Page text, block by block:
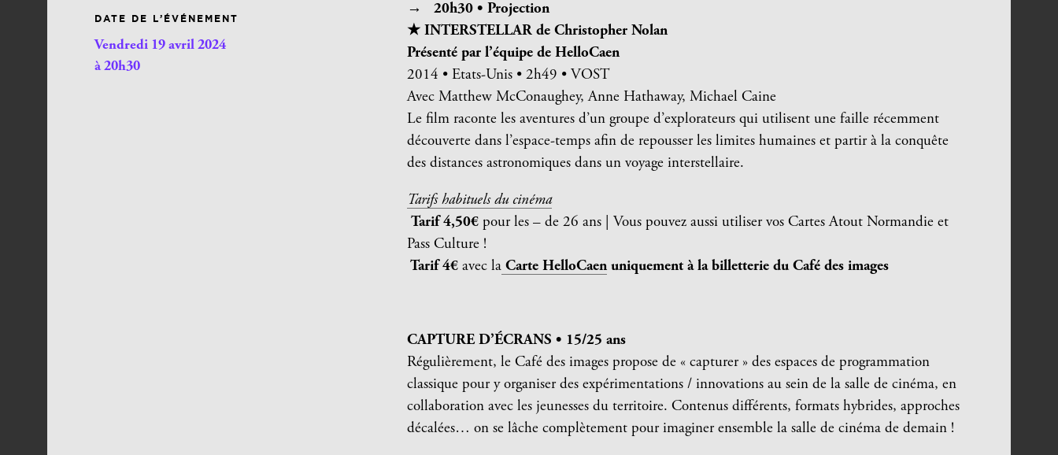
DATE DE L’ÉVÉNEMENT
Vendredi 19 avril 2024
à 20h30
→20h30•Projection
★ INTERSTELLAR de Christopher Nolan
Présenté par l’équipe de HelloCaen
2014 • Etats-Unis • 2h49 • VOST
Avec Matthew McConaughey, Anne Hathaway, Michael Caine
Le film raconte les aventures d’un groupe d’explorateurs qui utilisent une faille récemment
découverte dans l’espace-temps afin de repousser les limites humaines et partir à la conquête
des distances astronomiques dans un voyage interstellaire.
Tarifs habituels du cinéma
Tarif 4,50€ pour les – de 26 ans | Vous pouvez aussi utiliser vos Cartes Atout Normandie et
Pass Culture !
Tarif 4€ avec la Carte HelloCaen uniquement à la billetterie du Café des images
CAPTURE D’ÉCRANS • 15/25 ans
Régulièrement, le Café des images propose de « capturer » des espaces de programmation
classique pour y organiser des expérimentations / innovations au sein de la salle de cinéma, en
collaboration avec les jeunesses du territoire. Contenus différents, formats hybrides, approches
décalées… on se lâche complètement pour imaginer ensemble la salle de cinéma de demain !